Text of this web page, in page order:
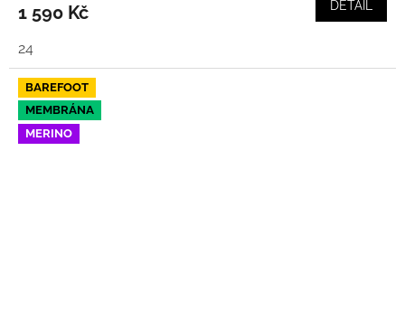
1 590 Kč DETAIL
24
BAREFOOT
MEMBRÁNA
MERINO